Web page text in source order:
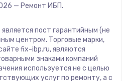
— Ремонт ИБП.
пост гарантийным (не
центром. Торговые марки,
fix-ibp.ru, являются
знаками компаний
используется не с целью
услуг по ремонту, а с